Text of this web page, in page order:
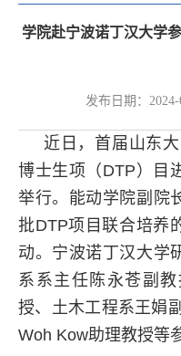
学院赴宁波诺丁汉大学
发布日期：2024-
近日，首届山东
博士生项（DTP）目
举行。能动学院副院
批DTP项目联合培养
动。宁波诺丁汉大学
系系主任陈永苍副
授、土木工程系王娟
Woh Kow助理教授等